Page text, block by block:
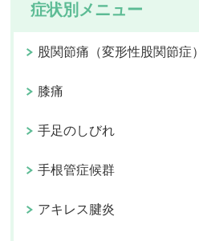
症状別メニュー
股関節痛（変形性股関節症）
膝痛
手足のしびれ
手根管症候群
アキレス腱炎